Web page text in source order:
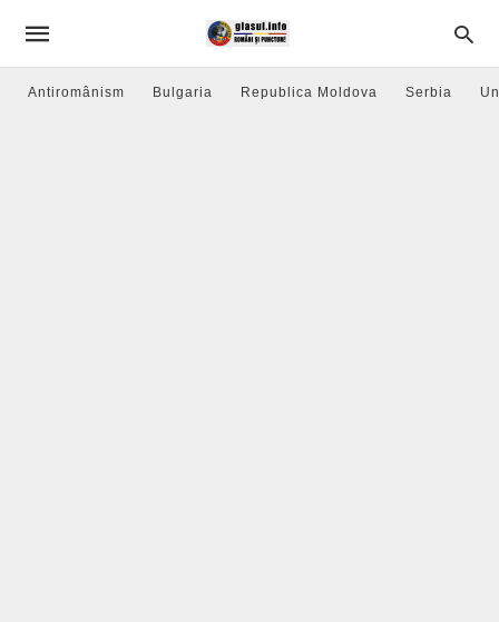
Antiromânism Bulgaria Republica Moldova Serbia